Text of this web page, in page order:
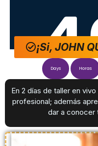
¡Si, JOHN
Days Horas
En 2 días de taller en
profesional; además
dar a conocer